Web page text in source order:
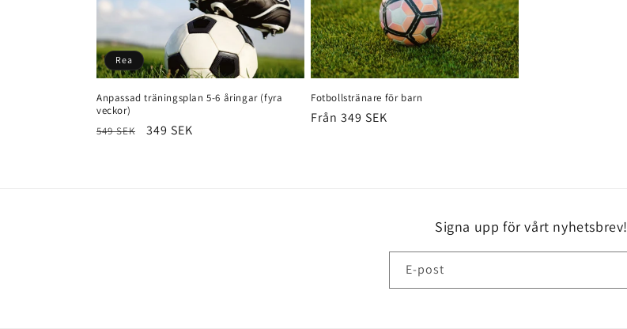
Rea
Anpassad träningsplan 5-6 åringar (fyra
veckor)
Ordinarie
549 SEK Försäljningspris
349 SEK
Fotbollstränare för barn
Ordinarie
Från 349 SEK
Signa upp för vårt nyhetsbrev!
E-post